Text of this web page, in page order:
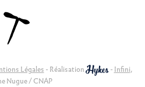
Légales - Réalisation - Infini,
Nugue / CNAP